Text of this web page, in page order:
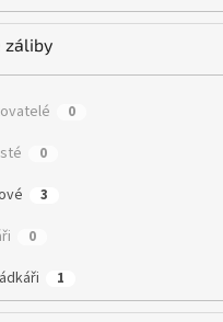
záliby
0
0
3
0
1